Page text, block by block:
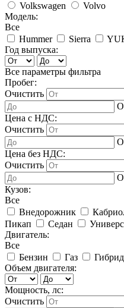
Volkswagen
Volvo
Модель:
Все
Hummer
Sierra
Год выпуска:
Все параметры фильтра
Пробег:
Очистить
Цена с НДС:
Очистить
Цена без НДС:
Очистить
Кузов:
Все
Внедорожник
Пикап
Седан
Двигатель:
Все
Бензин
Газ Гибрид
Объем двигателя:
Мощность, лс:
Очистить